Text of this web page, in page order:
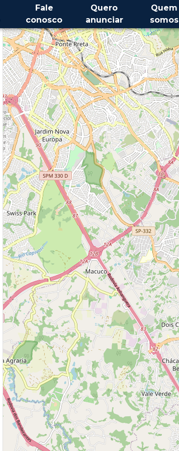
Fale
conosco
Quero
anunciar
Quem
somos